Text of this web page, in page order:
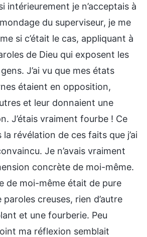
intérieurement je n’acceptais à
du superviseur, je me
si c’était le cas, appliquant à
de Dieu qui exposent les
J’ai vu que mes états
étaient en opposition,
et leur donnaient une
J’étais vraiment fourbe ! Ce
la révélation de ces faits que j’ai
Je n’avais vraiment
concrète de moi-même.
de moi-même était de pure
creuses, rien d’autre
et une fourberie. Peu
ma réflexion semblait